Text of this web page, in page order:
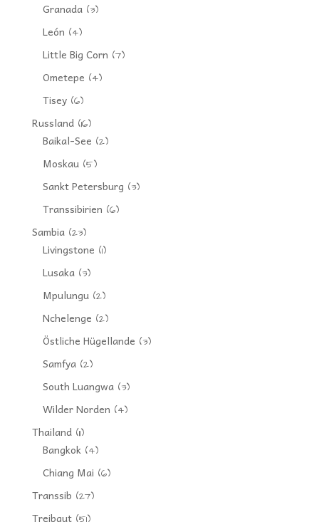
Granada(3)
León (4)
Little Big Corn (7)
Ometepe (4)
Tisey(6)
Russland(16)
Baikal-See (2)
Moskau(5)
Sankt Petersburg (3)
Transsibirien (6)
Sambia(23)
Livingstone (1)
Lusaka(3)
Mpulungu(2)
Nchelenge (2)
Östliche Hügellande (3)
Samfya(2)
South Luangwa(3)
Wilder Norden (4)
Thailand(11)
Bangkok(4)
Chiang Mai (6)
Transsib (27)
Treibgut(51)